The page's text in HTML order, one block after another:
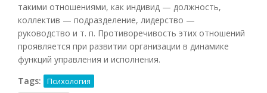
такими отношениями, как индивид — должность,
коллектив — подразделение, лидерство —
руководство и т. п. Противоречивость этих отношений
проявляется при развитии организации в динамике
функций управления и исполнения.
Tags:
Психология